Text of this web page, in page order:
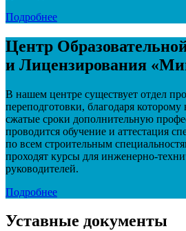
Подробнее
Центр
и Лицензирования
В нашем центре существует отдел
переподготовки, благодаря
сжатые сроки дополнительную
проводится обучение и аттестация
по всем строительным
проходят курсы для инженерно-
руководителей.
Подробнее
Уставные документы